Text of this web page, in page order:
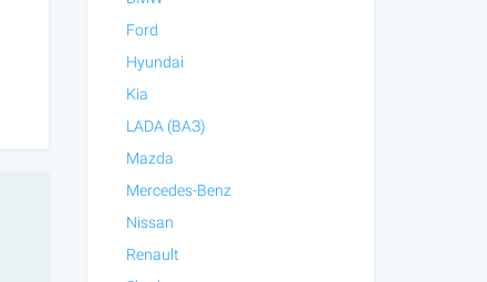
Ford
Hyundai
Kia
LADA (ВАЗ)
Mazda
Mercedes-Benz
Nissan
Renault